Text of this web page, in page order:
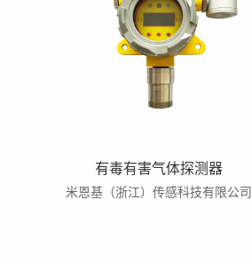
有毒有害气体探测器
米恩基（浙江）传感科技有限公司